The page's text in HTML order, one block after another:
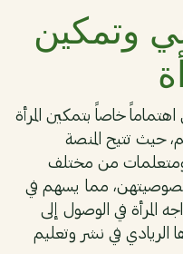
وتمكين
خاصاً بتمكين المرأة
حيث تتيح المنصة
من مختلف
لخصوصيتهن، مما يسهم في
المرأة في الوصول إلى
الريادي في نشر وتعليم